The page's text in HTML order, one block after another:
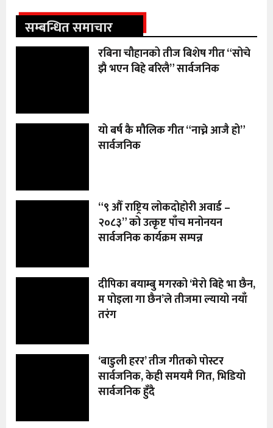
सम्बन्धित समाचार
रबिना चौहानको तीज बिशेष गीत “सोचे
झै भएन बिहे बरिलै” सार्वजनिक
यो बर्ष कै मौलिक गीत “नाच्ने आजै हो”
सार्वजनिक
“९ औँ राष्ट्रिय लोकदोहोरी अवार्ड –
२०८३” को उत्कृष्ट पाँच मनोनयन
सार्वजनिक कार्यक्रम सम्पन्न
दीपिका बयाम्बु मगरको ‘मेरो बिहे भा छैन,
म पोइला गा छैन’ले तीजमा ल्यायो नयाँ
तरंग
‘बाडुली हरर’ तीज गीतको पोस्टर
सार्वजनिक, केही समयमै गित, भिडियो
सार्वजनिक हुँदै